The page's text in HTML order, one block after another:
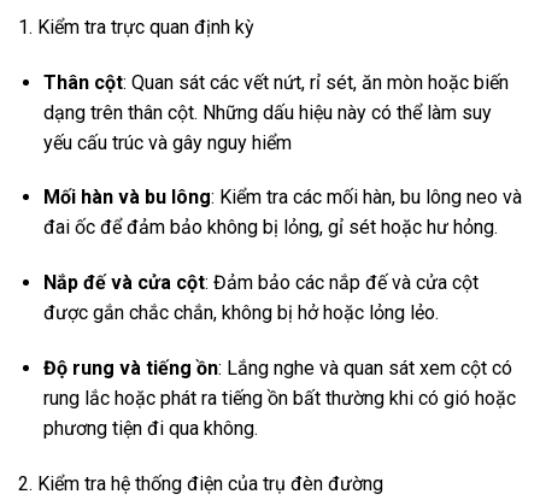
1. Kiểm tra trực quan định kỳ
Thân cột: Quan sát các vết nứt, rỉ sét, ăn mòn hoặc biến
dạng trên thân cột. Những dấu hiệu này có thể làm suy
yếu cấu trúc và gây nguy hiểm
Mối hàn và bu lông: Kiểm tra các mối hàn, bu lông neo và
đai ốc để đảm bảo không bị lỏng, gỉ sét hoặc hư hỏng.
Nắp đế và cửa cột: Đảm bảo các nắp đế và cửa cột
được gắn chắc chắn, không bị hở hoặc lỏng lẻo.
Độ rung và tiếng ồn: Lắng nghe và quan sát xem cột có
rung lắc hoặc phát ra tiếng ồn bất thường khi có gió hoặc
phương tiện đi qua không.
2. Kiểm tra hệ thống điện của trụ đèn đường